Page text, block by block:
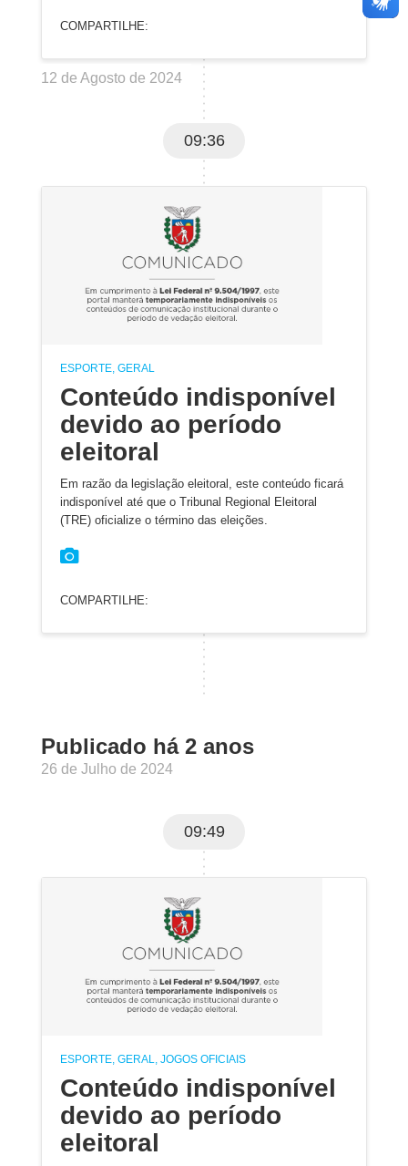
COMPARTILHE:
12 de Agosto de 2024
09:36
ESPORTE, GERAL
Conteúdo indisponível
devido ao período
eleitoral
Em razão da legislação eleitoral, este conteúdo ficará
indisponível até que o Tribunal Regional Eleitoral
(TRE) oficialize o término das eleições.
COMPARTILHE:
Publicado há 2 anos
26 de Julho de 2024
09:49
ESPORTE, GERAL, JOGOS OFICIAIS
Conteúdo indisponível
devido ao período
eleitoral